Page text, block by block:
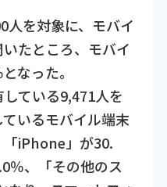
人を対象に、モバイ
たところ、モバイ
なった。
ている9,471人を
いるモバイル端末
「iPhone」が30.
％、「その他のス